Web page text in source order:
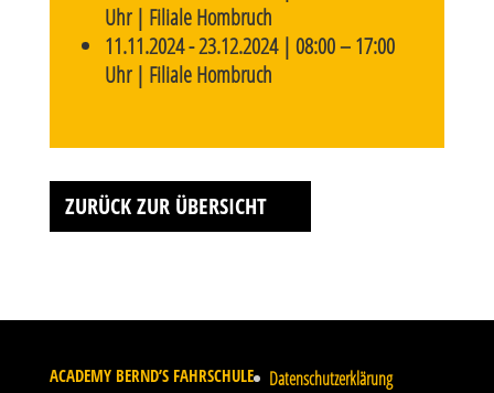
Uhr | Filiale Hombruch
11.11.2024 - 23.12.2024 | 08:00 – 17:00
Uhr | Filiale Hombruch
ZURÜCK ZUR ÜBERSICHT
ACADEMY BERND’S FAHRSCHULE
Datenschutzerklärung